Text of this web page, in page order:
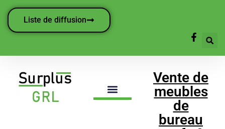
Liste de diffusion
Vente de
meubles
de
bureau